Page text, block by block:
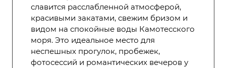
славится расслабленной атмосферой,
красивыми закатами, свежим бризом и
видом на спокойные воды Камотесского
моря. Это идеальное место для
неспешных прогулок, пробежек,
фотосессий и романтических вечеров у